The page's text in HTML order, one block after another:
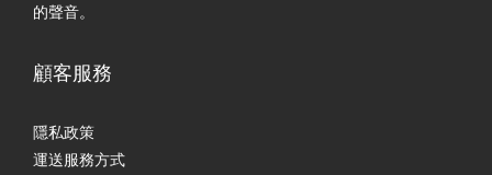
的聲音。
顧客服務
隱私政策
運送服務方式